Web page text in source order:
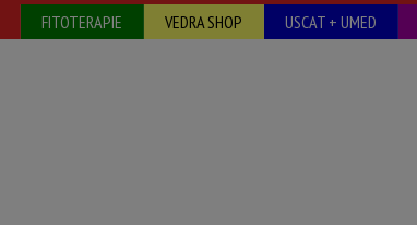
FITOTERAPIE VEDRA SHOP USCAT + UMED